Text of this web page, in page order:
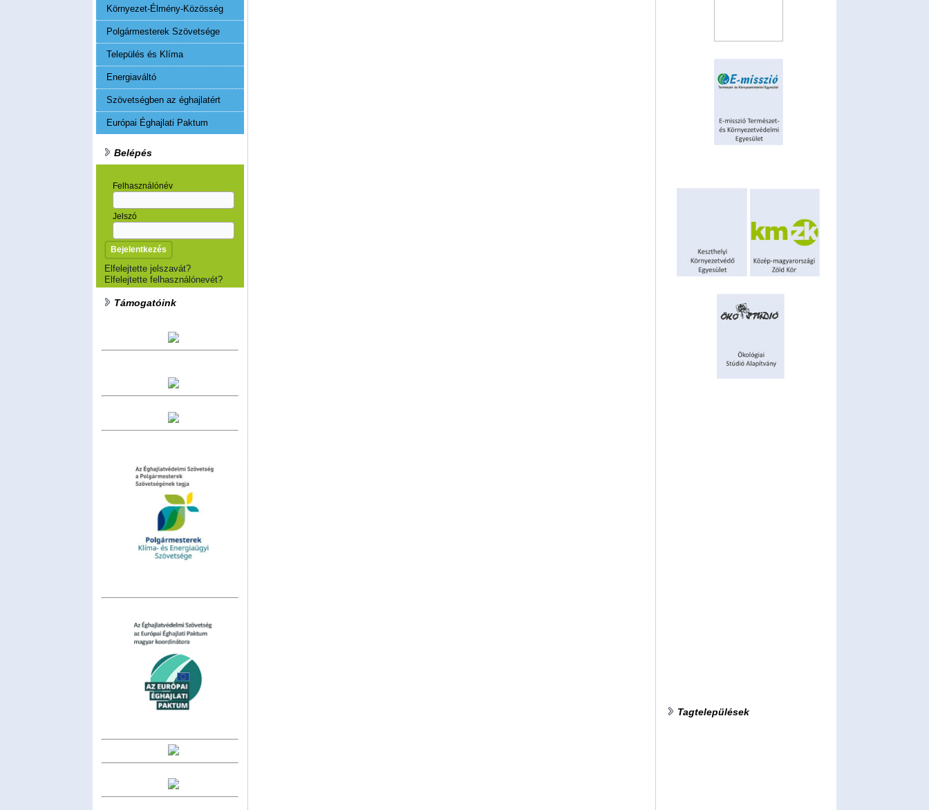
Környezet-Élmény-Közösség
Polgármesterek Szövetsége
Település és Klíma
Energiaváltó
Szövetségben az éghajlatért
Európai Éghajlati Paktum
Belépés
Felhasználónév
Jelszó
Elfelejtette jelszavát?
Elfelejtette felhasználónevét?
Támogatóink
Tagtelepülések